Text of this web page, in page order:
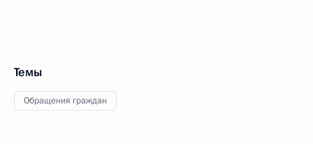
Темы
Обращения граждан